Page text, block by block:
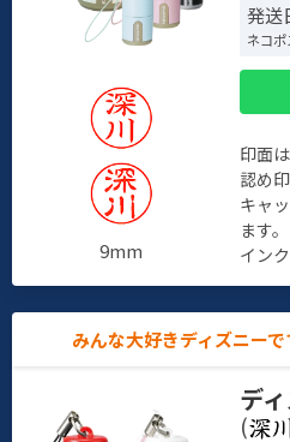
9mm
発送
ネコポ
印面
認め
キャ
ます。
イン
みんな大好きディズニー
デ
(